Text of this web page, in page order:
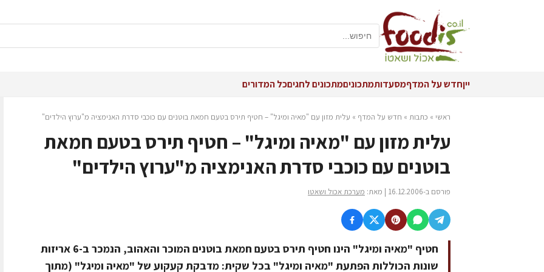
ייןחדש על המדףמסעדותמתכוניםמתכונים לחגיםכל המדורים
ראשי » כתבות » חדש על המדף » עלית מזון עם "מאיה ומיגל" – חטיף תירס בטעם חמאת בוטנים עם כוכבי סדרת האנימציה מ"ערוץ הילדים"
עלית מזון עם "מאיה ומיגל" – חטיף תירס בטעם חמאת
בוטנים עם כוכבי סדרת האנימציה מ"ערוץ הילדים"
פורסם ב-16.12.2006 | מאת: מערכת אכול ושאטו
חטיף "מאיה ומיגל" הינו חטיף תירס בטעם חמאת בוטנים המוכר והאהוב, הנמכר ב-6 אריזות
שונות הכוללות הפתעת "מאיה ומיגל" בכל שקית: מדבקת קעקוע של "מאיה ומיגל" (מתוך